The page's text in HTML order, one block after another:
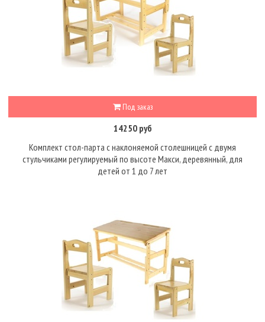
Под заказ
14250 руб
Комплект стол-парта с наклоняемой столешницей с двумя
стульчиками регулируемый по высоте Макси, деревянный, для
детей от 1 до 7 лет